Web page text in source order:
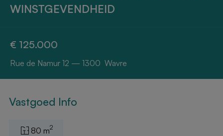
WINSTGEVENDHEID
€ 125.000
Rue de Namur 12 — 1300 Wavre
Vastgoed Info
80 m2